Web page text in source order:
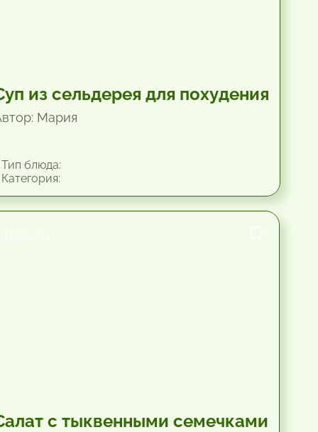
из сельдерея для похудения
Мария
блюда:
с тыквенными семечками